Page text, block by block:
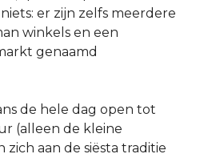
er zijn zelfs meerdere
winkels en een
genaamd
de hele dag open tot
(alleen de kleine
aan de siësta traditie